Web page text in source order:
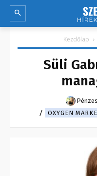
Kezdőlap
Süli
OXYGEN